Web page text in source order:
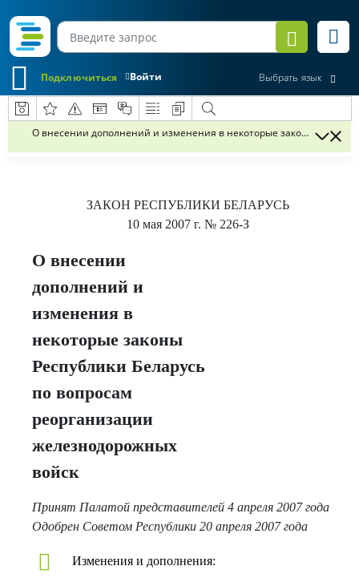
Войти
Подключиться Выбрать язык
О внесении дополнений и изменения в некоторые законы
ЗАКОН РЕСПУБЛИКИ БЕЛАРУСЬ
10 мая 2007 г. № 226-З
О внесении
дополнений и
изменения в
некоторые законы
Республики Беларусь
по вопросам
реорганизации
железнодорожных
войск
Принят Палатой представителей 4 апреля 2007 года
Одобрен Советом Республики 20 апреля 2007 года
Изменения и дополнения: